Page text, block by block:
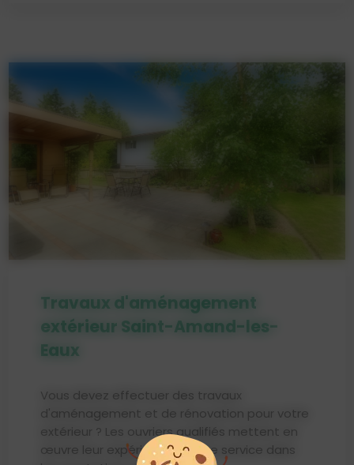
Travaux d'aménagement
extérieur Saint-Amand-les-
Eaux
Vous devez effectuer des travaux
d'aménagement et de rénovation pour votre
extérieur ? Les ouvriers qualifiés mettent en
œuvre leur expérience à votre service dans